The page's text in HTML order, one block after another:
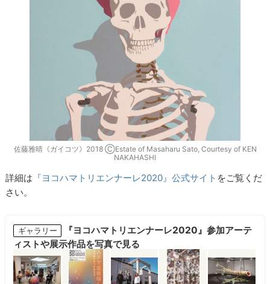
佐藤雅晴《ガイコツ》2018 ⒸEstate of Masaharu Sato, Courtesy of KEN
NAKAHASHI
詳細は 『ヨコハマトリエンナーレ2020』公式サイト をご覧くだ
さい。
ギャラリー
『ヨコハマトリエンナーレ2020』参加アーテ
ィストや展示作品を写真で見る